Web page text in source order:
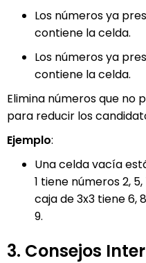
Los números ya
contiene la celda.
Los números ya
contiene la celda.
Elimina números que no
para reducir los
Ejemplo:
Una celda vacía
1 tiene números 2,
caja de 3x3 tiene 6,
9.
3. Consejos